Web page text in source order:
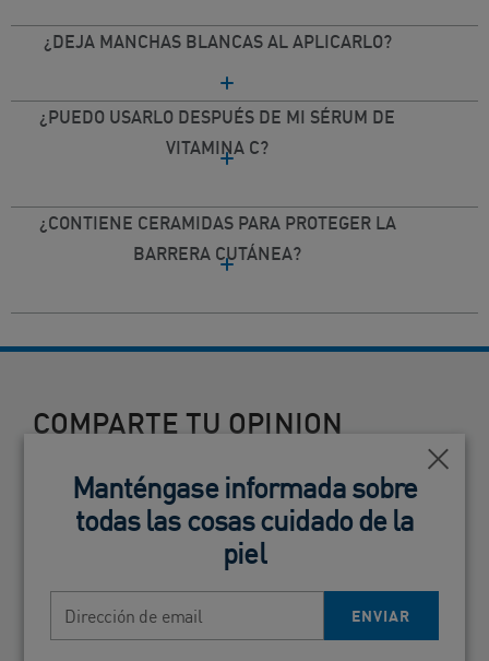
¿DEJA MANCHAS BLANCAS AL APLICARLO?
¿PUEDO USARLO DESPUÉS DE MI SÉRUM DE
VITAMINA C?
¿CONTIENE CERAMIDAS PARA PROTEGER LA
BARRERA CUTÁNEA?
Cerca
Manténgase informada sobre
todas las cosas cuidado de la
piel
ENVIAR
COMPARTE TU OPINION
Califica el producto
Título de la Reseña*
Cerca
Manténgase informada sobre
todas las cosas cuidado de la
piel
ENVIAR